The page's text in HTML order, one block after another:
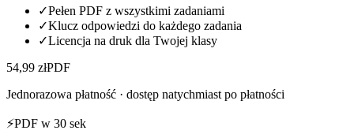
✓Pełen PDF z wszystkimi zadaniami
✓Klucz odpowiedzi do każdego zadania
✓Licencja na druk dla Twojej klasy
54,99 złPDF
Jednorazowa płatność · dostęp natychmiast po płatności
⚡PDF w 30 sek